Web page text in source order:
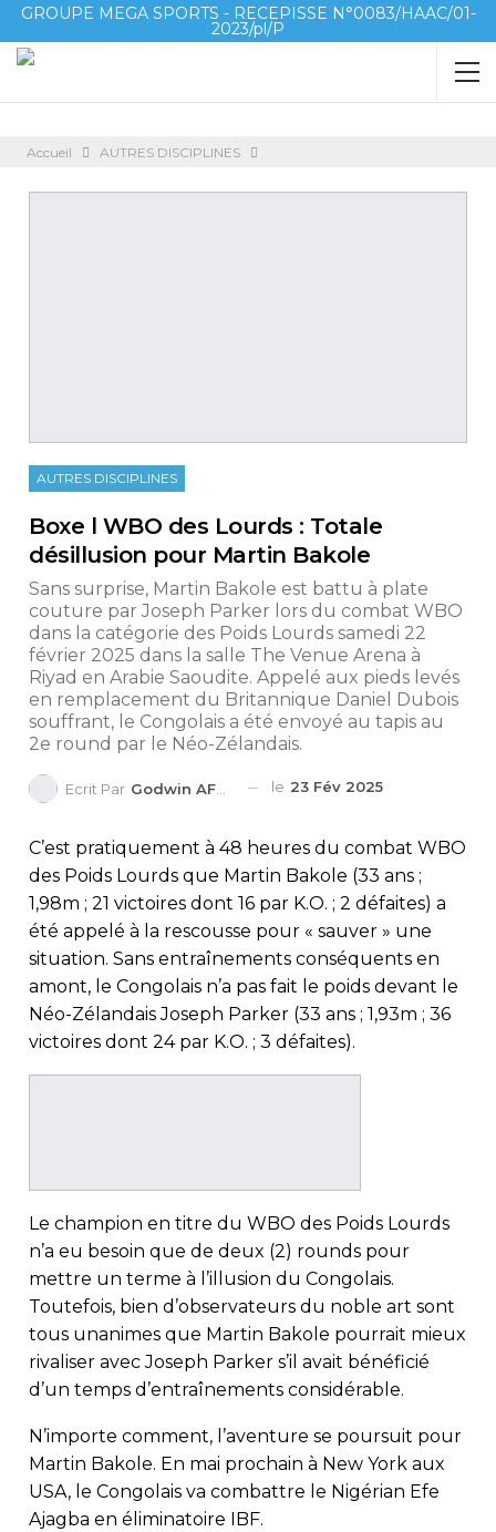
GROUPE MEGA SPORTS - RECEPISSE N°0083/HAAC/01-
2023/pl/P
Accueil AUTRES DISCIPLINES
AUTRES DISCIPLINES
Boxe l WBO des Lourds : Totale
désillusion pour Martin Bakole
Sans surprise, Martin Bakole est battu à plate
couture par Joseph Parker lors du combat WBO
dans la catégorie des Poids Lourds samedi 22
février 2025 dans la salle The Venue Arena à
Riyad en Arabie Saoudite. Appelé aux pieds levés
en remplacement du Britannique Daniel Dubois
souffrant, le Congolais a été envoyé au tapis au
2e round par le Néo-Zélandais.
Ecrit Par Godwin AFEDO le 23 Fév 2025
C’est pratiquement à 48 heures du combat WBO
des Poids Lourds que Martin Bakole (33 ans ;
1,98m ; 21 victoires dont 16 par K.O. ; 2 défaites) a
été appelé à la rescousse pour « sauver » une
situation. Sans entraînements conséquents en
amont, le Congolais n’a pas fait le poids devant le
Néo-Zélandais Joseph Parker (33 ans ; 1,93m ; 36
victoires dont 24 par K.O. ; 3 défaites).
Le champion en titre du WBO des Poids Lourds
n’a eu besoin que de deux (2) rounds pour
mettre un terme à l’illusion du Congolais.
Toutefois, bien d’observateurs du noble art sont
tous unanimes que Martin Bakole pourrait mieux
rivaliser avec Joseph Parker s’il avait bénéficié
d’un temps d’entraînements considérable.
N’importe comment, l’aventure se poursuit pour
Martin Bakole. En mai prochain à New York aux
USA, le Congolais va combattre le Nigérian Efe
Ajagba en éliminatoire IBF.